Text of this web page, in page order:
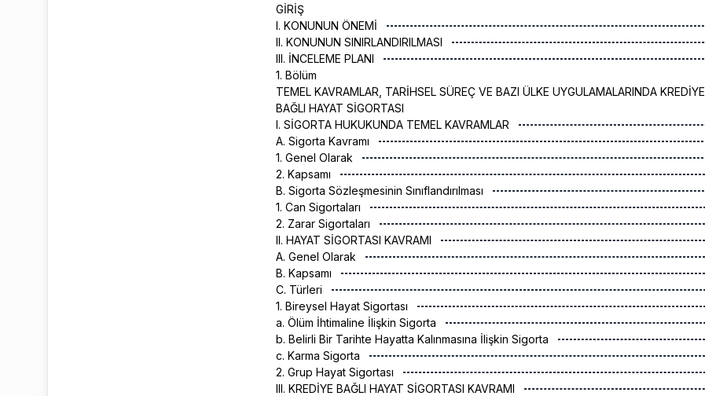
GİRİŞ
I. KONUNUN ÖNEMİ
II. KONUNUN SINIRLANDIRILMASI
III. İNCELEME PLANI
1. Bölüm
TEMEL KAVRAMLAR, TARİHSEL SÜREÇ VE BAZI ÜLKE UYGULAMALARINDA KREDİYE
BAĞLI HAYAT SİGORTASI
I. SİGORTA HUKUKUNDA TEMEL KAVRAMLAR
A. Sigorta Kavramı
1. Genel Olarak
2. Kapsamı
B. Sigorta Sözleşmesinin Sınıflandırılması
1. Can Sigortaları
2. Zarar Sigortaları
II. HAYAT SİGORTASI KAVRAMI
A. Genel Olarak
B. Kapsamı
C. Türleri
1. Bireysel Hayat Sigortası
a. Ölüm İhtimaline İlişkin Sigorta
b. Belirli Bir Tarihte Hayatta Kalınmasına İlişkin Sigorta
c. Karma Sigorta
2. Grup Hayat Sigortası
III. KREDİYE BAĞLI HAYAT SİGORTASI KAVRAMI